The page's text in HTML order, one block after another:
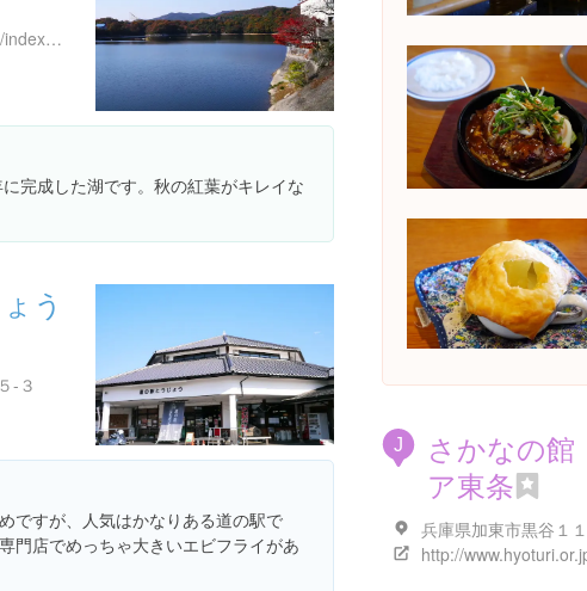
https://www.city.kato.lg.jp/index.html
完成した湖です。秋の紅葉がキレイな
う
-３
ですが、人気はかなりある道の駅で
門店でめっちゃ大きいエビフライがあ
J
さかなの
ア東条
兵庫県加東市黒谷１
http://